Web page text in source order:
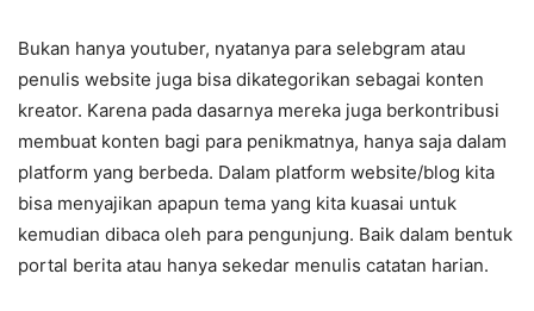
Bukan hanya youtuber, nyatanya para selebgram atau
penulis website juga bisa dikategorikan sebagai konten
kreator. Karena pada dasarnya mereka juga berkontribusi
membuat konten bagi para penikmatnya, hanya saja dalam
platform yang berbeda. Dalam platform website/blog kita
bisa menyajikan apapun tema yang kita kuasai untuk
kemudian dibaca oleh para pengunjung. Baik dalam bentuk
portal berita atau hanya sekedar menulis catatan harian.